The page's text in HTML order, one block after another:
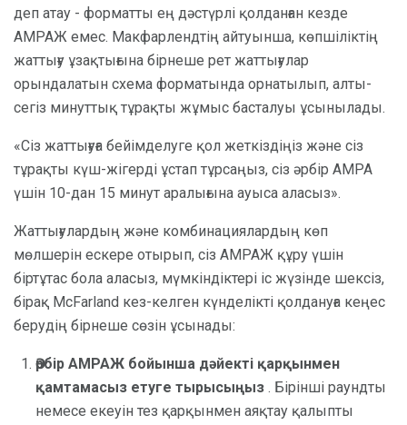
деп атау - форматты ең дәстүрлі қолданған кезде
АМРАЖ емес. Макфарлендтің айтуынша, көпшіліктің
жаттығу ұзақтығына бірнеше рет жаттығулар
орындалатын схема форматында орнатылып, алты-
сегіз минуттық тұрақты жұмыс басталуы ұсынылады.
«Сіз жаттығуға бейімделуге қол жеткіздіңіз және сіз
тұрақты күш-жігерді ұстап тұрсаңыз, сіз әрбір АМРА
үшін 10-дан 15 минут аралығына ауыса аласыз».
Жаттығулардың және комбинациялардың көп
мөлшерін ескере отырып, сіз АМРАЖ құру үшін
біртұтас бола аласыз, мүмкіндіктері іс жүзінде шексіз,
бірақ McFarland кез-келген күнделікті қолдануға кеңес
берудің бірнеше сөзін ұсынады:
Әрбір АМРАЖ бойынша дәйекті қарқынмен
қамтамасыз етуге тырысыңыз . Бірінші раундты
немесе екеуін тез қарқынмен аяқтау қалыпты